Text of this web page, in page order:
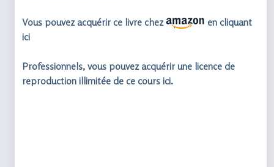
Vous pouvez acquérir ce livre chez
en cliquant
ici
Professionnels, vous pouvez acquérir une licence de
reproduction illimitée de ce cours ici.